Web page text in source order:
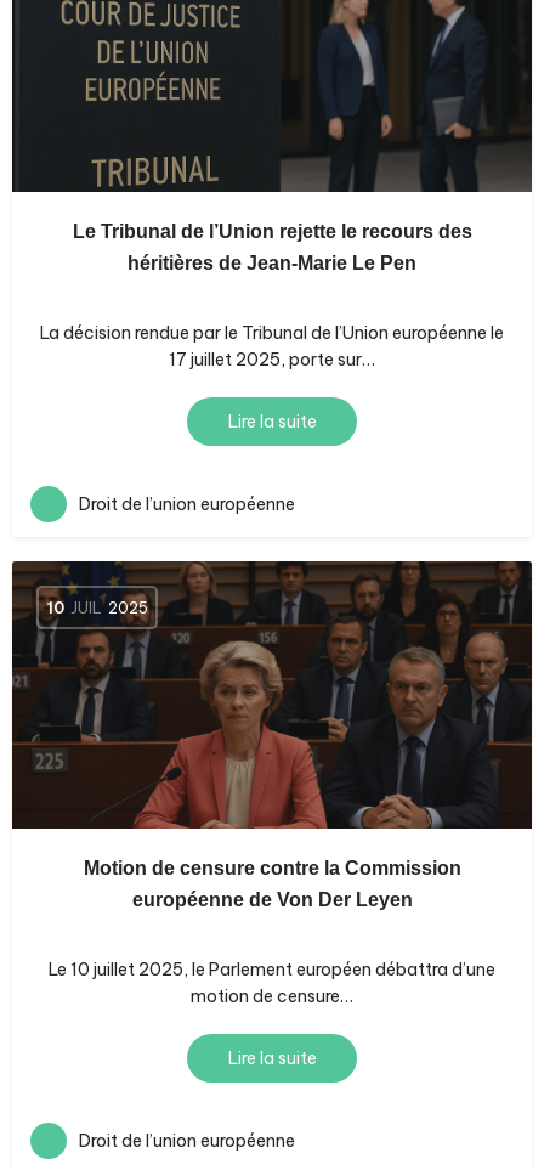
Le Tribunal de l’Union rejette le recours des
héritières de Jean-Marie Le Pen
La décision rendue par le Tribunal de l’Union européenne le
17 juillet 2025, porte sur…
Lire la suite
Droit de l’union européenne
10 JUIL 2025
Motion de censure contre la Commission
européenne de Von Der Leyen
Le 10 juillet 2025, le Parlement européen débattra d’une
motion de censure…
Lire la suite
Droit de l’union européenne